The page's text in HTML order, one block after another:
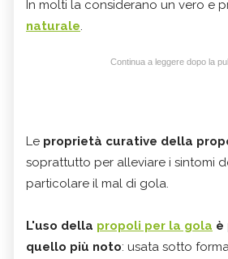
In molti la considerano un vero e
naturale.
Continua a leggere dopo la
Le proprietà curative della
soprattutto per alleviare i sintomi
particolare il mal di gola.
L'uso della propoli per la gola è
quello più noto: usata sotto